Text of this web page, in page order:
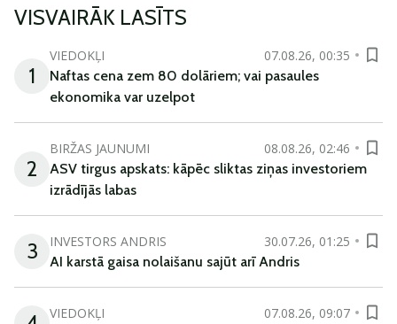
VISVAIRĀK LASĪTS
1
VIEDOKĻI
07.08.26, 00:35
Naftas cena zem 80 dolāriem; vai pasaules
ekonomika var uzelpot
2
BIRŽAS JAUNUMI
08.08.26, 02:46
ASV tirgus apskats: kāpēc sliktas ziņas investoriem
izrādījās labas
3 INVESTORS ANDRIS
30.07.26, 01:25
AI karstā gaisa nolaišanu sajūt arī Andris
VIEDOKĻI 07.08.26, 09:07